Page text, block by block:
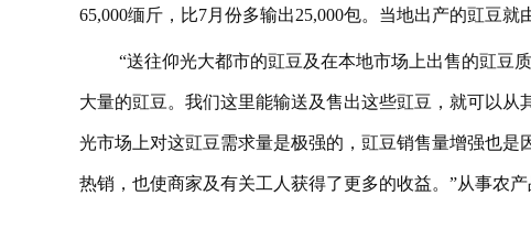
65,000缅斤，比7月份多输出25,000包。当地出产的豇豆就
“送往仰光大都市的豇豆及在本地市场上出售的豇豆
大量的豇豆。我们这里能输送及售出这些豇豆，就可以
光市场上对这豇豆需求量是极强的，豇豆销售量增强也是
热销，也使商家及有关工人获得了更多的收益。”从事农